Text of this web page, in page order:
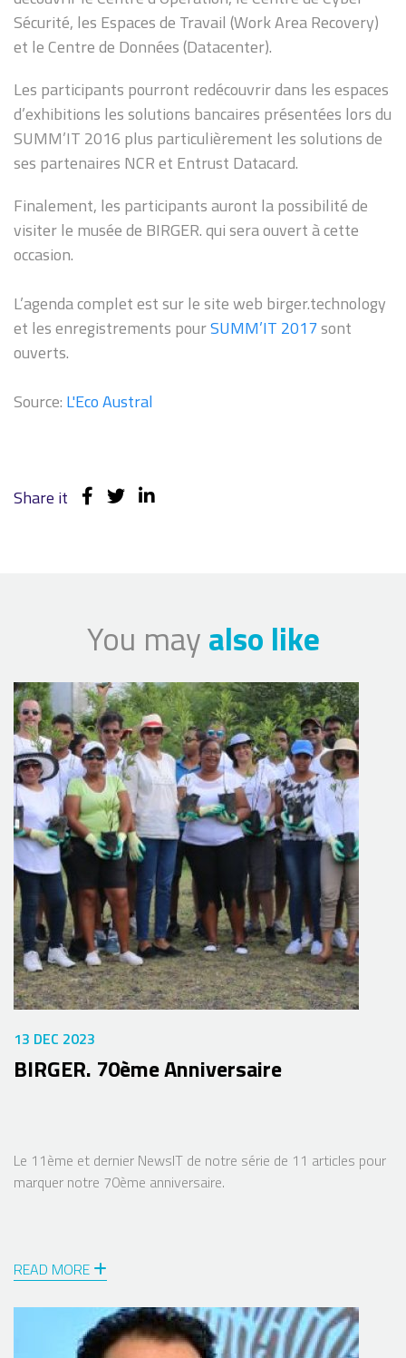
Sécurité, les Espaces de Travail (Work Area Recovery)
et le Centre de Données (Datacenter).
Les participants pourront redécouvrir dans les espaces
d’exhibitions les solutions bancaires présentées lors du
SUMM’IT 2016 plus particulièrement les solutions de
ses partenaires NCR et Entrust Datacard.
Finalement, les participants auront la possibilité de
visiter le musée de BIRGER. qui sera ouvert à cette
occasion.
L’agenda complet est sur le site web birger.technology
et les enregistrements pourSUMM’IT 2017sont
ouverts.
Source: L'Eco Austral
Share it
You mayalso like
13 DEC 2023
BIRGER. 70ème Anniversaire
Le 11ème et dernier NewsIT de notre série de 11 articles pour
marquer notre 70ème anniversaire.
READ MORE